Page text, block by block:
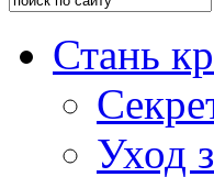
Стань
Уход